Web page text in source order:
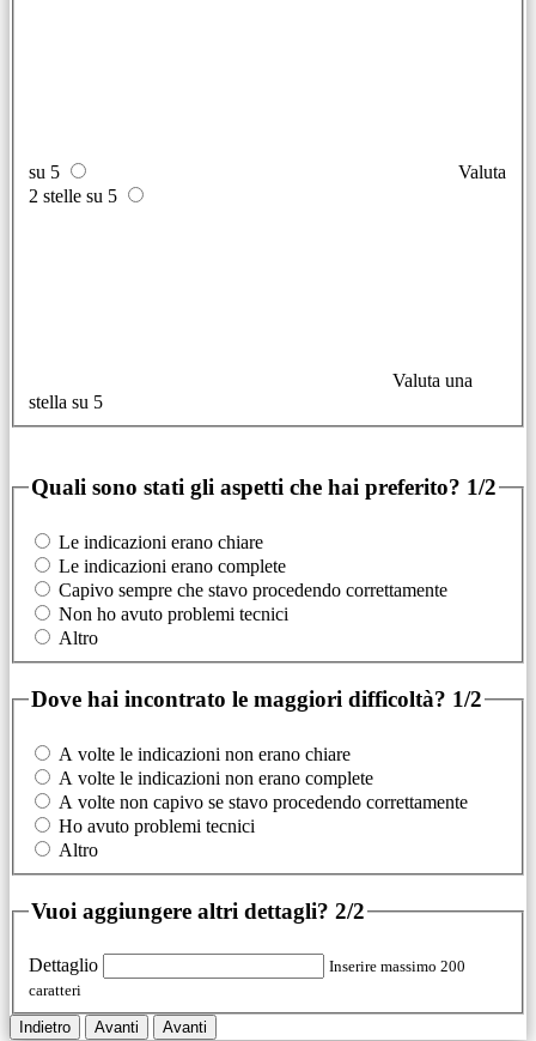
su 5
Valuta
2 stelle su 5
Valuta una
stella su 5
Quali sono stati gli aspetti che hai preferito? 1/2
Le indicazioni erano chiare
Le indicazioni erano complete
Capivo sempre che stavo procedendo correttamente
Non ho avuto problemi tecnici
Altro
Dove hai incontrato le maggiori difficoltà? 1/2
A volte le indicazioni non erano chiare
A volte le indicazioni non erano complete
A volte non capivo se stavo procedendo correttamente
Ho avuto problemi tecnici
Altro
Vuoi aggiungere altri dettagli? 2/2
Dettaglio
Inserire massimo 200
caratteri
Indietro Avanti Avanti